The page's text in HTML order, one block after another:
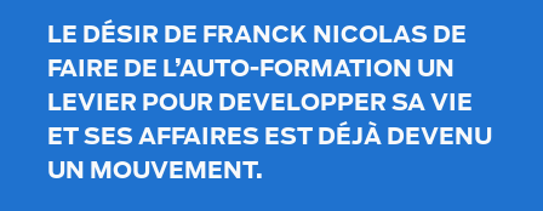
LE DÉSIR DE FRANCK NICOLAS DE
FAIRE DE L’AUTO-FORMATION UN
LEVIER POUR DEVELOPPER SA VIE
ET SES AFFAIRES EST DÉJÀ DEVENU
UN MOUVEMENT.